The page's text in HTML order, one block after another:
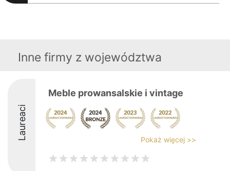
Inne firmy z województwa
Laureaci
Meble prowansalskie i vintage
Pokaż więcej >>